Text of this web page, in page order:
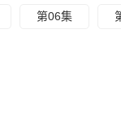
第06集